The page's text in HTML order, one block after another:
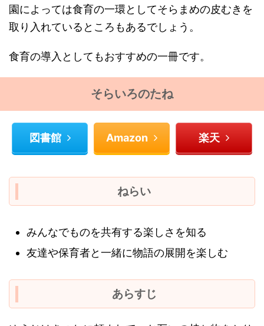
園によっては食育の一環としてそらまめの皮むきを
取り入れているところもあるでしょう。
食育の導入としてもおすすめの一冊です。
そらいろのたね
図書館 Amazon 楽天
ねらい
みんなでものを共有する楽しさを知る
友達や保育者と一緒に物語の展開を楽しむ
あらすじ